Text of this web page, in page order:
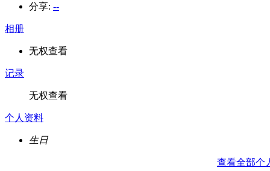
分享: --
相册
无权查看
记录
无权查看
个人资料
生日
查看全部个